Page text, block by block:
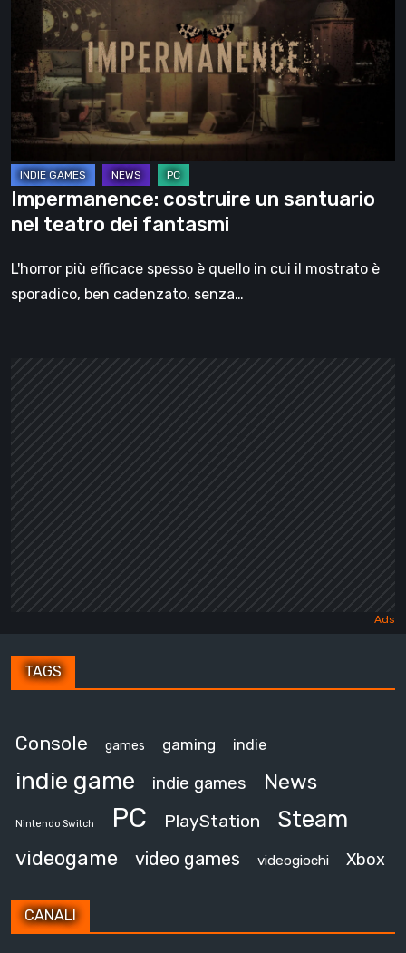
santuario
nel
teatro
dei
fantasmi
Impermanence: costruire un santuario
nel teatro dei fantasmi
L'horror più efficace spesso è quello in cui il mostrato è
sporadico, ben cadenzato, senza…
TAGS
Console games gaming indie
indie game indie games News
Nintendo Switch PC PlayStation Steam
videogame video games videogiochi Xbox
CANALI